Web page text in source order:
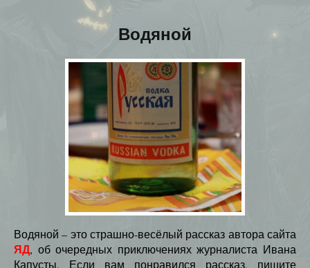
Водяной
Водяной – это страшно-весёлый рассказ автора сайта
ЯД, об очередных приключениях журналиста Ивана
Капусты. Если вам понравился рассказ, пишите